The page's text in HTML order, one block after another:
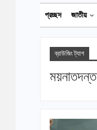
প্রচ্ছদ জাতীয়
ব্রাউজিং ট্যাগ
ময়নাতদন্ত